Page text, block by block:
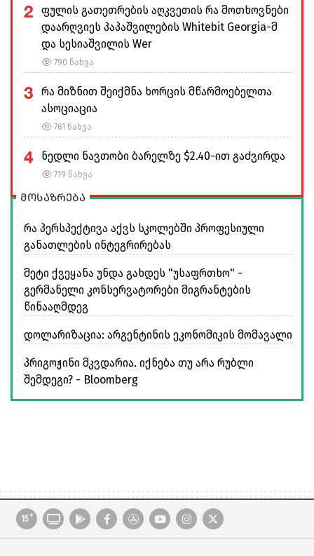
2
ფულის გათეთრების აღკვეთის რა მოთხოვნები
დაარღვიეს პაპაშვილების Whitebit Georgia-მ
და სესიაშვილის Wer
790 ნახვა
3
რა მიზნით შეიქმნა ხორცის მწარმოებელთა
ასოციაცია
761 ნახვა
4 ნედლი ნავთობი ბარელზე $2.40-ით გაძვირდა
719 ნახვა
მოსაზრება
რა პერსპექტივა აქვს სკოლებში პროფესიული
განათლების ინტეგრირებას
მეტი ქვეყანა უნდა გახდეს "უსაფრთხო" -
გერმანელი კონსერვატორები მიგრანტების
წინააღმდეგ
დოლარიზაცია: არგენტინის ეკონომიკის მომავალი
პრიგოჟინი მკვდარია. იქნება თუ არა რუბლი
შემდეგი? - Bloomberg
15+